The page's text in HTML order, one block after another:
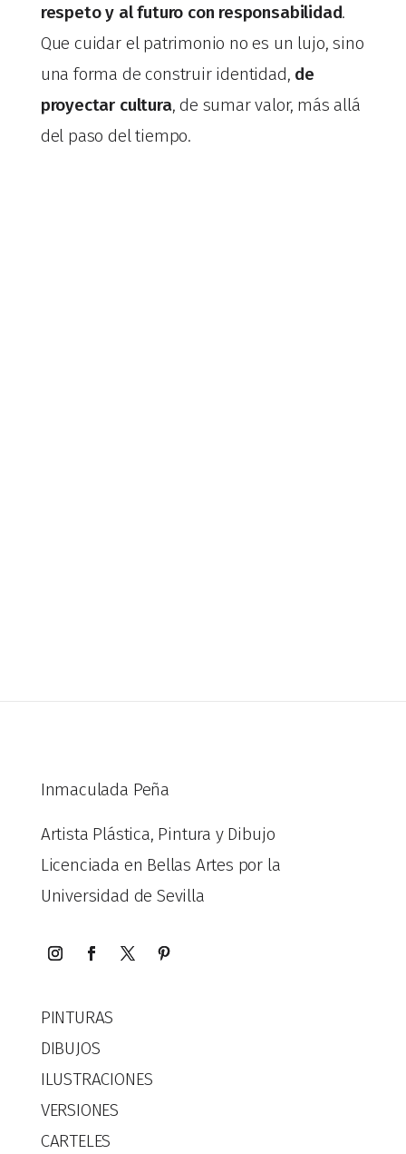
respeto y al futuro con responsabilidad.
Que cuidar el patrimonio no es un lujo, sino
una forma de construir identidad, de
proyectar cultura, de sumar valor, más allá
del paso del tiempo.
Inmaculada Peña
Artista Plástica, Pintura y Dibujo
Licenciada en Bellas Artes por la
Universidad de Sevilla
PINTURAS
DIBUJOS
ILUSTRACIONES
VERSIONES
CARTELES